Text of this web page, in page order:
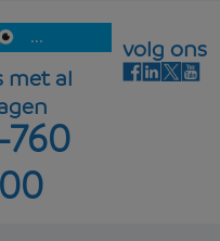
...
met al
volg ons